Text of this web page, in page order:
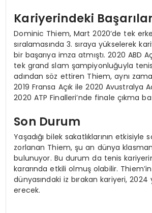
Kariyerindeki Başarılar
Dominic Thiem, Mart 2020’de tek
sıralamasında 3. sıraya yükselerek
bir başarıya imza atmıştı. 2020 ABD
tek grand slam şampiyonluğuyla
adından söz ettiren Thiem, aynı
2019 Fransa Açık ile 2020 Avustralya
2020 ATP Finalleri’nde finale çıkma
Son Durum
Yaşadığı bilek sakatlıklarının etkisiyle
zorlanan Thiem, şu an dünya
bulunuyor. Bu durum da tenis
kararında etkili olmuş olabilir.
dünyasındaki iz bırakan kariyeri, 2024
erecek.